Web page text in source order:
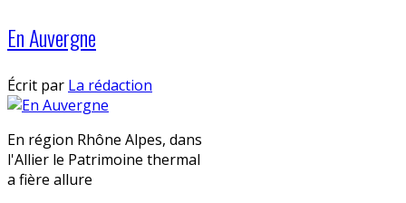
En Auvergne
Écrit par La rédaction
En région Rhône Alpes, dans
l'Allier le Patrimoine thermal
a fière allure